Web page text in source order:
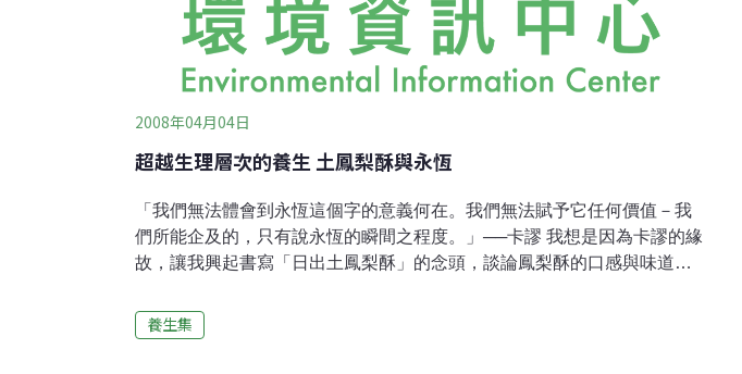
2008年04月04日
超越生理層次的養生 土鳳梨酥與永恆
「我們無法體會到永恆這個字的意義何在。我們無法賦予它任何價值－我
們所能企及的，只有說永恆的瞬間之程度。」──卡謬 我想是因為卡謬的緣
故，讓我興起書寫「日出土鳳梨酥」的念頭，談論鳳梨酥的口感與味道。
間與保存期限之間建立起一辯證關係，賦予瞬間一個時間單位，彷彿就是
那樣的關係 ─ 常溫下的永恆十天，冷凍起來可以到二十天──這是關於土鳳
養生集